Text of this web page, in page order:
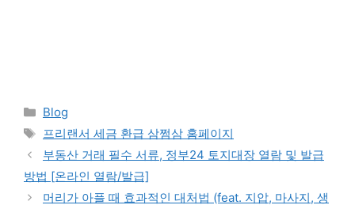
Categories
Blog
Tags
프리랜서 세금 환급 삼쩜삼 홈페이지
부동산 거래 필수 서류, 정부24 토지대장 열람 및 발급
방법 [온라인 열람/발급]
머리가 아플 때 효과적인 대처법 (feat. 지압, 마사지, 생